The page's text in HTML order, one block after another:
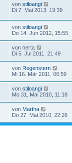
von stiloangi
Di 7. Mai 2013, 19:39
von stiloangi
Do 14. Jun 2012, 15:55
von herta
Di 5. Jul 2011, 21:49
von Regenstern
Mi 16. Mär 2011, 06:59
von stiloangi
Mo 31. Mai 2010, 11:18
von Martha
Do 27. Mai 2010, 22:26